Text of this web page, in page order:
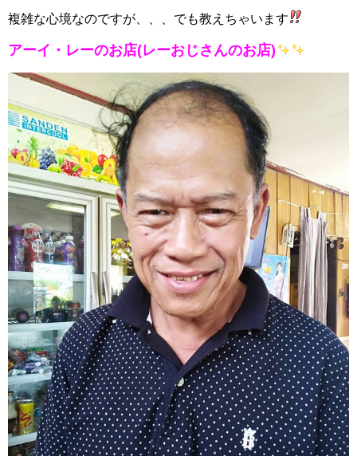
複雑な心境なのですが、、、でも教えちゃいます
アーイ・レーのお店(レーおじさんのお店)